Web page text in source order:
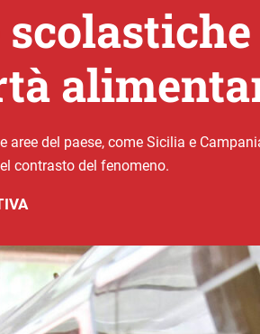
del paese, come Sicilia e
contrasto del fenomeno.